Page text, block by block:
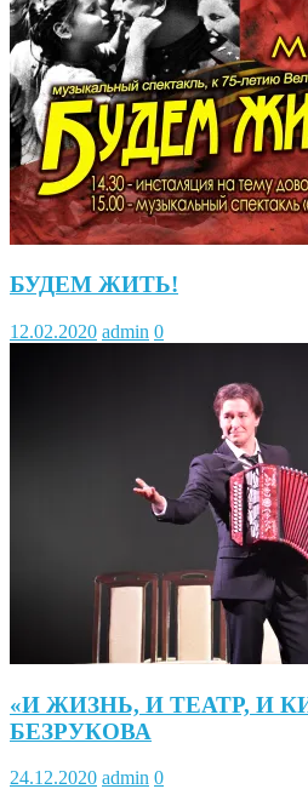
БУДЕМ ЖИТЬ!
12.02.2020 admin 0
«И ЖИЗНЬ, И ТЕАТР, И
БЕЗРУКОВА
24.12.2020 admin 0